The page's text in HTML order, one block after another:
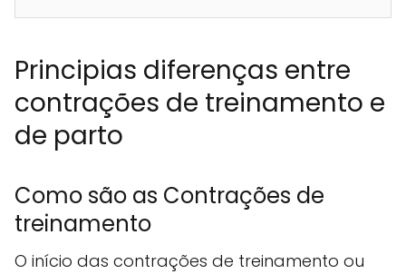
Principias diferenças entre
contrações de treinamento e
de parto
Como são as Contrações de
treinamento
O início das contrações de treinamento ou